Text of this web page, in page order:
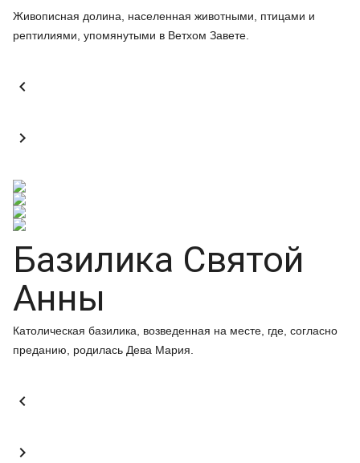
Живописная долина, населенная животными, птицами и
рептилиями, упомянутыми в Ветхом Завете.


Базилика Святой
Анны
Католическая базилика, возведенная на месте, где, согласно
преданию, родилась Дева Мария.

